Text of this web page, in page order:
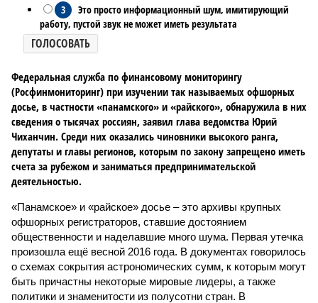
3
Это просто информационный шум, имитирующий
работу, пустой звук не может иметь результата
ГОЛОСОВАТЬ
Федеральная служба по финансовому мониторингу
(Росфинмониторинг) при изучении так называемых офшорных
досье, в частности «панамского» и «райского», обнаружила в них
сведения о тысячах россиян, заявил глава ведомства Юрий
Чиханчин. Среди них оказались чиновники высокого ранга,
депутаты и главы регионов, которым по закону запрещено иметь
счета за рубежом и заниматься предпринимательской
деятельностью.
«Панамское» и «райское» досье – это архивы крупных
офшорных регистраторов, ставшие достоянием
общественности и наделавшие много шума. Первая утечка
произошла ещё весной 2016 года. В документах говорилось
о схемах сокрытия астрономических сумм, к которым могут
быть причастны некоторые мировые лидеры, а также
политики и знаменитости из полусотни стран. В